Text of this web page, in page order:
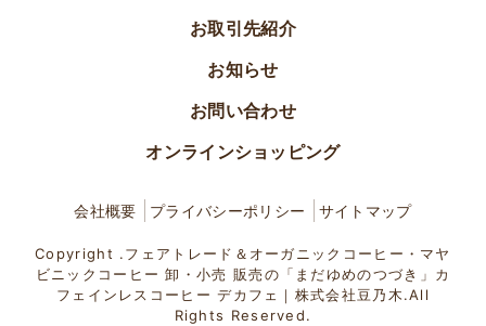
お取引先紹介
お知らせ
お問い合わせ
オンラインショッピング
会社概要 プライバシーポリシー サイトマップ
Copyright .フェアトレード＆オーガニックコーヒー・マヤ
ビニックコーヒー 卸・小売 販売の「まだゆめのつづき」カ
フェインレスコーヒー デカフェ｜株式会社豆乃木.All
Rights Reserved.